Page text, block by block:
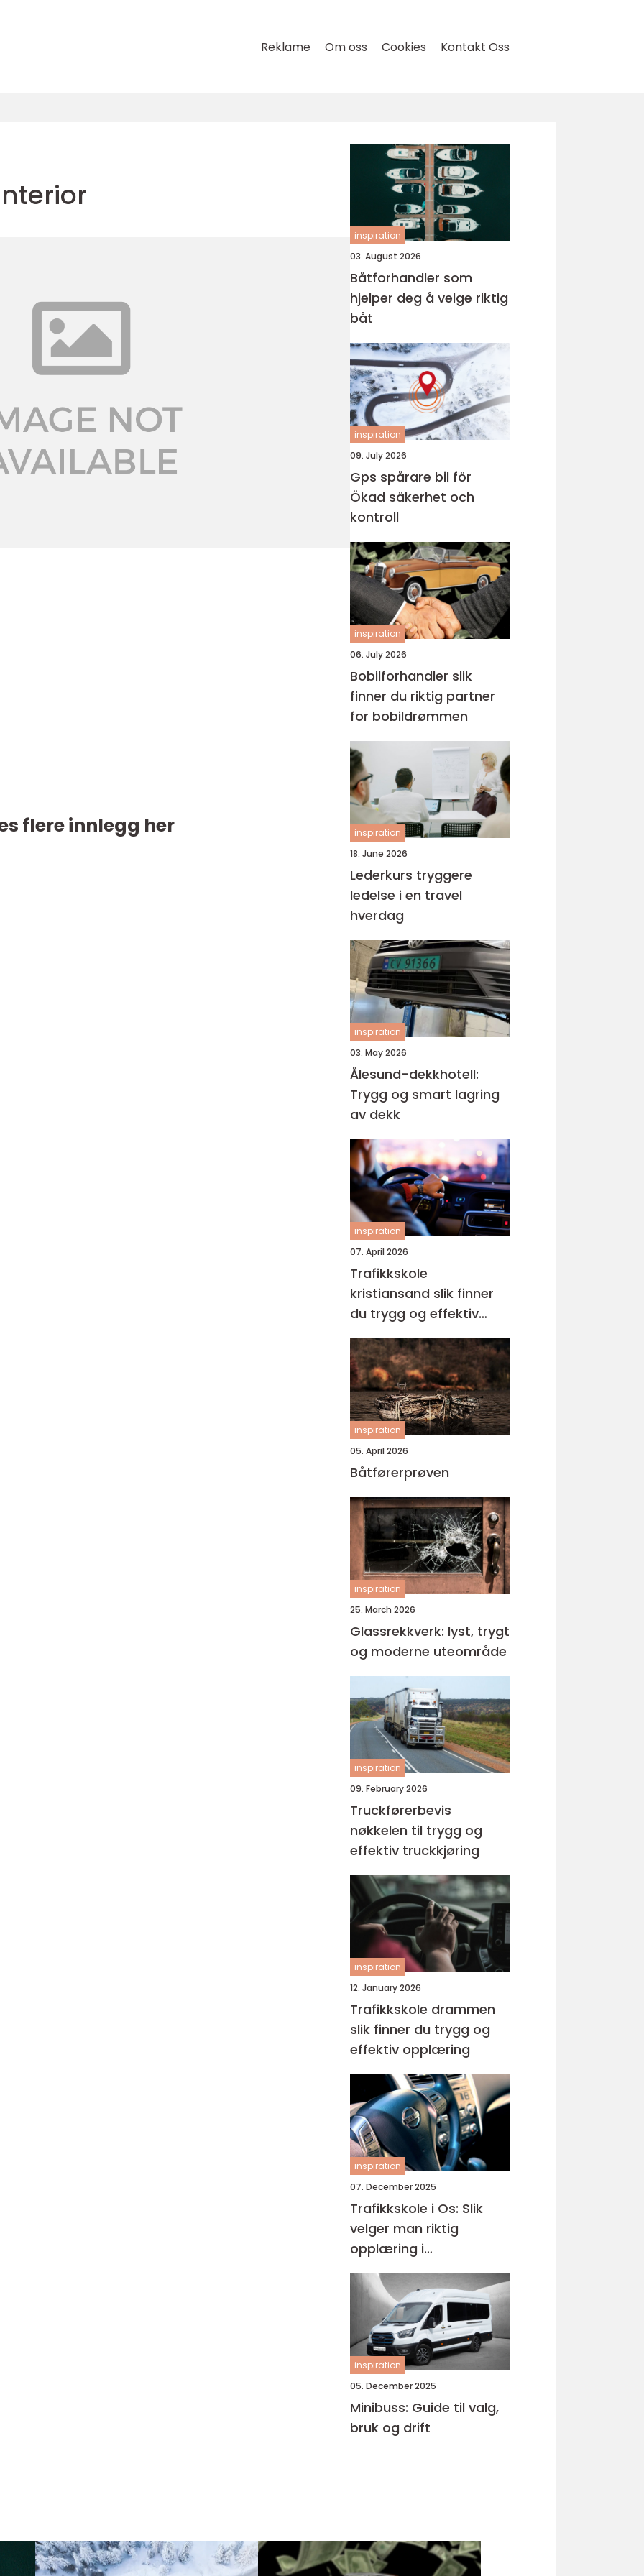
Reklame Om oss Cookies Kontakt Oss
flere innlegg her
inspiration
03. August 2026
Båtforhandler som
hjelper deg å velge riktig
båt
inspiration
09. July 2026
Gps spårare bil för
Ökad säkerhet och
kontroll
inspiration
06. July 2026
Bobilforhandler slik
finner du riktig partner
for bobildrømmen
inspiration
18. June 2026
Lederkurs tryggere
ledelse i en travel
hverdag
inspiration
03. May 2026
Ålesund-dekkhotell:
Trygg og smart lagring
av dekk
inspiration
07. April 2026
Trafikkskole
kristiansand slik finner
du trygg og effektiv
opplæring
inspiration
05. April 2026
Båtførerprøven
inspiration
25. March 2026
Glassrekkverk: lyst, trygt
og moderne uteområde
inspiration
09. February 2026
Truckførerbevis
nøkkelen til trygg og
effektiv truckkjøring
inspiration
12. January 2026
Trafikkskole drammen
slik finner du trygg og
effektiv opplæring
inspiration
07. December 2025
Trafikkskole i Os: Slik
velger man riktig
opplæring i
Bjørnafjorden
inspiration
05. December 2025
Minibuss: Guide til valg,
bruk og drift